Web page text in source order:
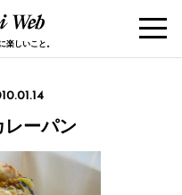
楽しいこと。
ーパン